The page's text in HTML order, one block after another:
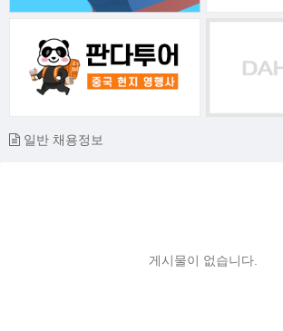
일반 채용정보
게시물이 없습니다.